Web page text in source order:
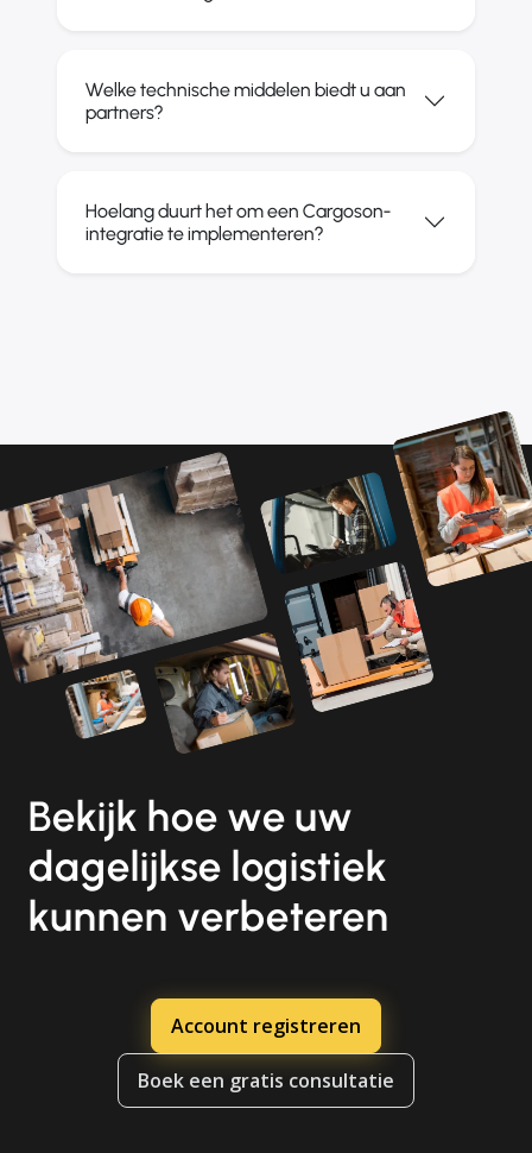
Welke technische middelen biedt u aan
partners?
Hoelang duurt het om een Cargoson-
integratie te implementeren?
Bekijk hoe we uw
dagelijkse logistiek
kunnen verbeteren
Account registreren
Boek een gratis consultatie